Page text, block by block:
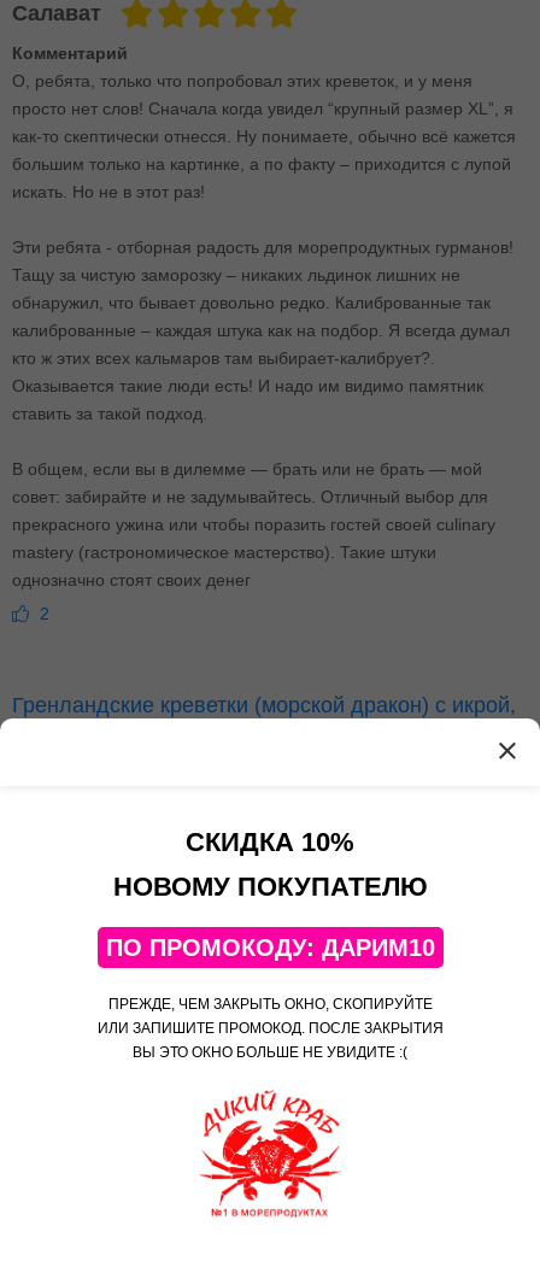
Салават
Комментарий
О, ребята, только что попробовал этих креветок, и у меня
просто нет слов! Сначала когда увидел “крупный размер XL”, я
как-то скептически отнесся. Ну понимаете, обычно всё кажется
большим только на картинке, а по факту – приходится с лупой
искать. Но не в этот раз!
Эти ребята - отборная радость для морепродуктных гурманов!
Тащу за чистую заморозку – никаких льдинок лишних не
обнаружил, что бывает довольно редко. Калиброванные так
калиброванные – каждая штука как на подбор. Я всегда думал
кто ж этих всех кальмаров там выбирает-калибрует?.
Оказывается такие люди есть! И надо им видимо памятник
ставить за такой подход.
В общем, если вы в дилемме — брать или не брать — мой
совет: забирайте и не задумывайтесь. Отличный выбор для
прекрасного ужина или чтобы поразить гостей своей culinary
mastery (гастрономическое мастерство). Такие штуки
однозначно стоят своих денег
2
Гренландские креветки (морской дракон) с икрой,
Комментарий
Мои любимые креветки!
70/90, сухая заморозка (400 гр)
4 минназад
СКИДКА 10%
НОВОМУ ПОКУПАТЕЛЮ
ПО ПРОМОКОДУ: ДАРИМ10
ПРЕЖДЕ, ЧЕМ ЗАКРЫТЬ ОКНО, СКОПИРУЙТЕ
ИЛИ ЗАПИШИТЕ ПРОМОКОД. ПОСЛЕ ЗАКРЫТИЯ
ВЫ ЭТО ОКНО БОЛЬШЕ НЕ УВИДИТЕ :(